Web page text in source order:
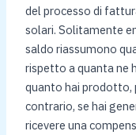
del processo di
solari. Solitamente
saldo riassumono
rispetto a quanta ne
quanto hai prodotto,
contrario, se hai
ricevere una